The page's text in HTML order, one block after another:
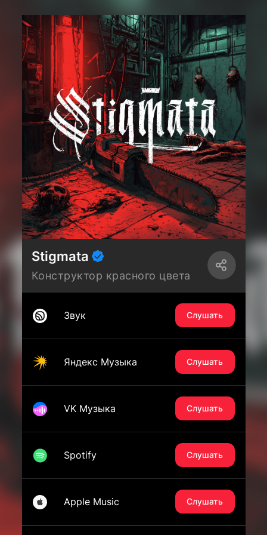
Stigmata
Конструктор красного цвета
Звук Слушать
Яндекс Музыка Слушать
VK Музыка Слушать
Spotify Слушать
Apple Music Слушать